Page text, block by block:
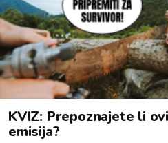
KVIZ: Prepoznajete li
emisija?